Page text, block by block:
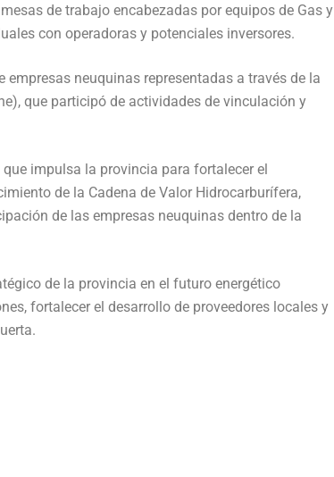
de trabajo encabezadas por equipos de Gas y
con operadoras y potenciales inversores.
neuquinas representadas a través de la
que participó de actividades de vinculación y
impulsa la provincia para fortalecer el
de la Cadena de Valor Hidrocarburífera,
de las empresas neuquinas dentro de la
de la provincia en el futuro energético
fortalecer el desarrollo de proveedores locales y